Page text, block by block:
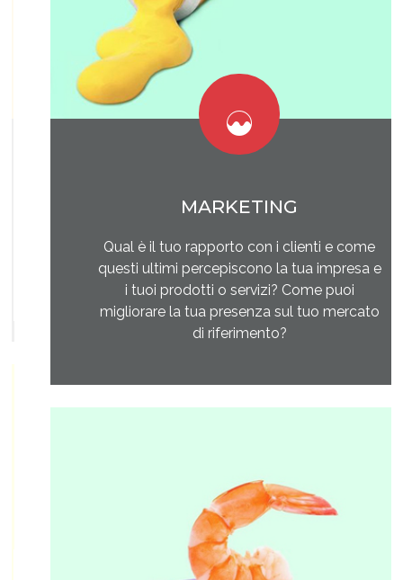
MARKETING
Qual è il tuo rapporto con i clienti e come
questi ultimi percepiscono la tua impresa e
i tuoi prodotti o servizi? Come puoi
migliorare la tua presenza sul tuo mercato
di riferimento?